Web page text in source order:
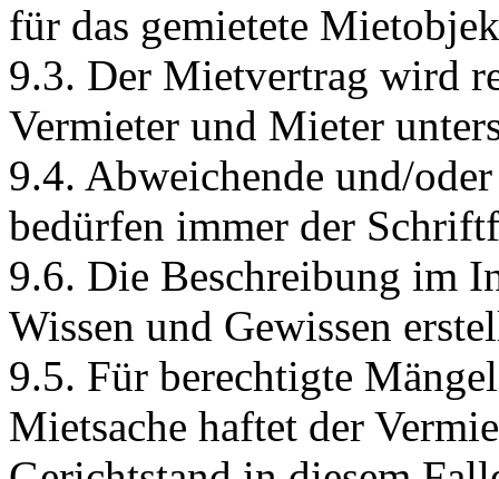
für das gemietete
9.3. Der Mietvertrag wird
Vermieter und Mieter
9.4. Abweichende und/
bedürfen immer der
9.6. Die Beschreibung im
Wissen und Gewissen
9.5. Für berechtigte
Mietsache haftet der